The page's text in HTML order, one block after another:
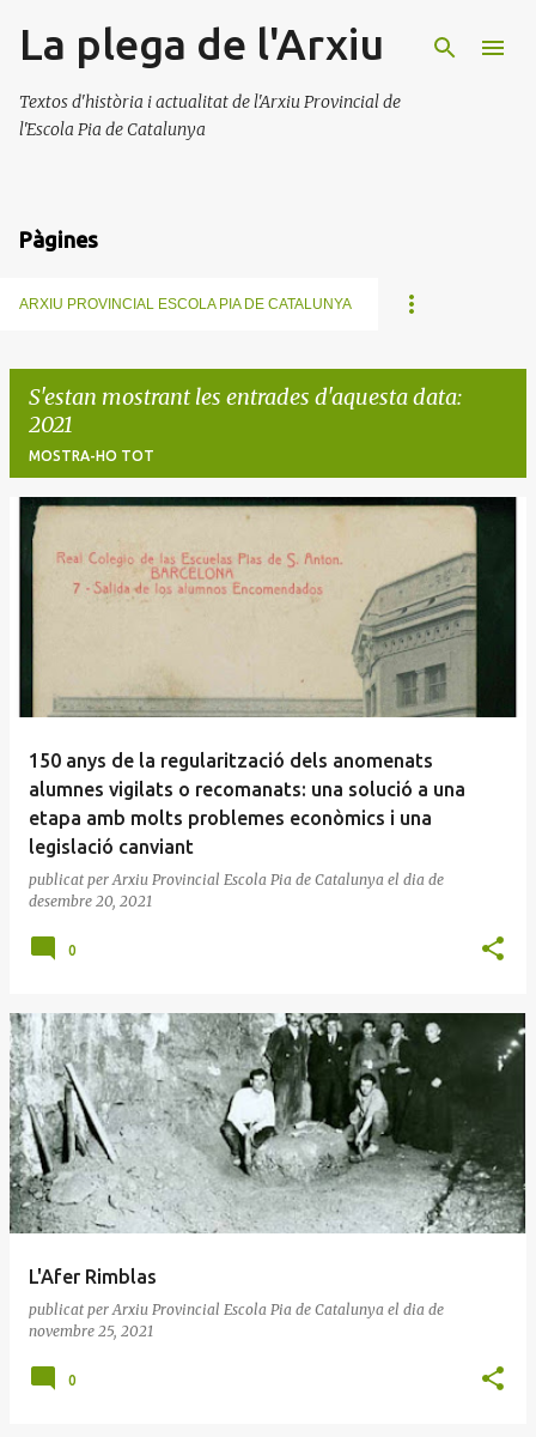
Salta al contingut principal
La plega de l'Arxiu
Textos d'història i actualitat de l'Arxiu Provincial de
l'Escola Pia de Catalunya
Pàgines
ARXIU PROVINCIAL ESCOLA PIA DE CATALUNYA
S'estan mostrant les entrades d'aquesta data:
2021
MOSTRA-HO TOT
150 anys de la regularització dels anomenats
alumnes vigilats o recomanats: una solució a una
etapa amb molts problemes econòmics i una
legislació canviant
publicat perArxiu Provincial Escola Pia de Catalunya el dia de
desembre 20, 2021
0
L'Afer Rimblas
publicat perArxiu Provincial Escola Pia de Catalunya el dia de
novembre 25, 2021
0